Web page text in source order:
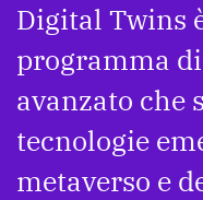
Digital Twins
programma
avanzato che
tecnologie
metaverso e